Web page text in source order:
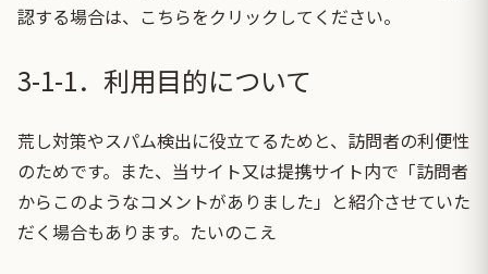
認する場合は、 こちらをクリック してください。
3-1-1．利用目的について
荒し対策やスパム検出に役立てるためと、訪問者の利便性
のためです。また、当サイト又は提携サイト内で「訪問者
からこのようなコメントがありました」と紹介させていた
だく場合もあります。たいのこえ